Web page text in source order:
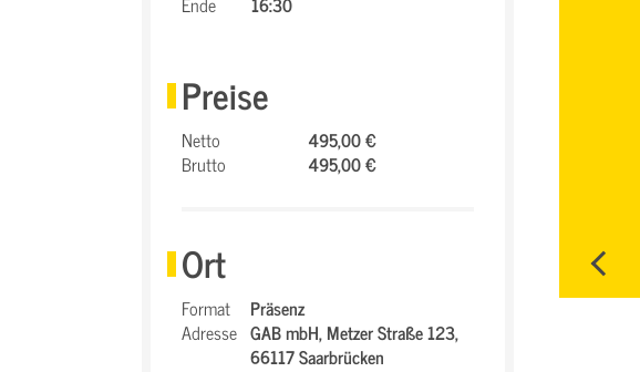
Preise
Netto
495,00 €
Brutto
495,00 €
Ort
Format
Präsenz
Adresse GAB mbH,Metzer Straße 123,
66117 Saarbrücken